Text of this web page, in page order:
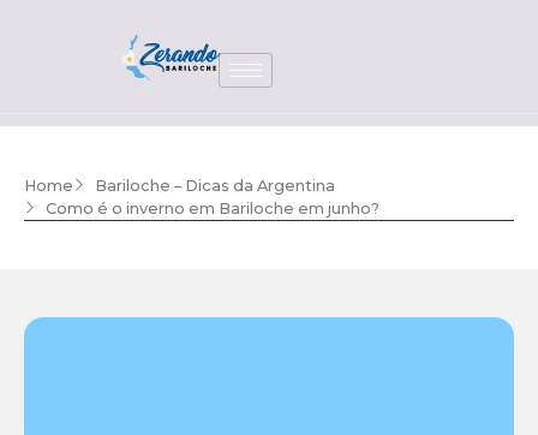
Home
Bariloche – Dicas da Argentina
Como é o inverno em Bariloche em junho?